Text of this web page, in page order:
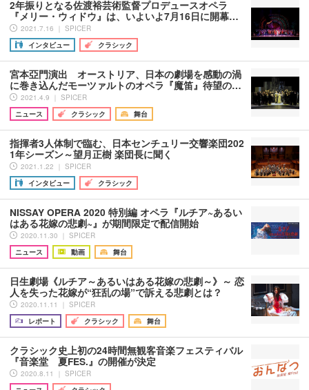
2年振りとなる佐渡裕芸術監督プロデュースオペラ
『メリー・ウィドウ』は、いよいよ7月16日に開幕…
2021.7.16 ｜ SPICER
インタビュー
クラシック
宮本亞門演出 オーストリア、日本の劇場を感動の渦
に巻き込んだモーツァルトのオペラ『魔笛』待望の…
2021.4.9 ｜ SPICER
ニュース
クラシック 舞台
指揮者3人体制で臨む、日本センチュリー交響楽団202
1年シーズン～望月正樹 楽団長に聞く
2021.1.22 ｜ SPICER
インタビュー
クラシック
NISSAY OPERA 2020 特別編 オペラ『ルチア~あるい
はある花嫁の悲劇~』が期間限定で配信開始
2020.11.30 ｜ SPICER
ニュース
動画 舞台
日生劇場《ルチア～あるいはある花嫁の悲劇～》～ 恋
人を失った花嫁が“狂乱の場”で訴える悲劇とは？
2020.11.11 ｜ SPICER
レポート
クラシック 舞台
クラシック史上初の24時間無観客音楽フェスティバル
『音楽堂 夏FES.』の開催が決定
2020.8.11 ｜ SPICER